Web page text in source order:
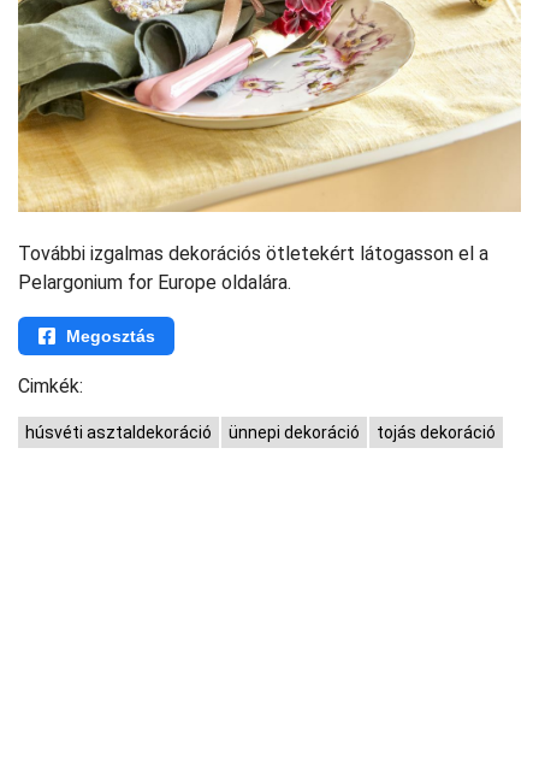
További izgalmas dekorációs ötletekért látogasson el a
Pelargonium for Europe oldalára.
Megosztás
Cimkék:
húsvéti asztaldekoráció ünnepi dekoráció tojás dekoráció